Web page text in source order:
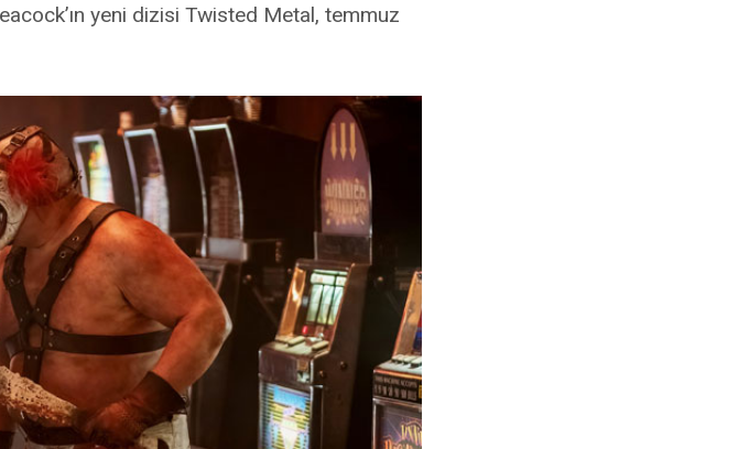
yeni dizisi Twisted Metal, temmuz